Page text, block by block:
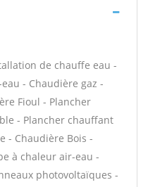
de chauffe eau -
- Chaudière gaz -
Fioul - Plancher
- Plancher chauffant
- Chaudière Bois -
à chaleur air-eau -
photovoltaïques -